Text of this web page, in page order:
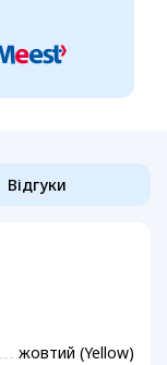
Відгуки
жовтий (Yellow)